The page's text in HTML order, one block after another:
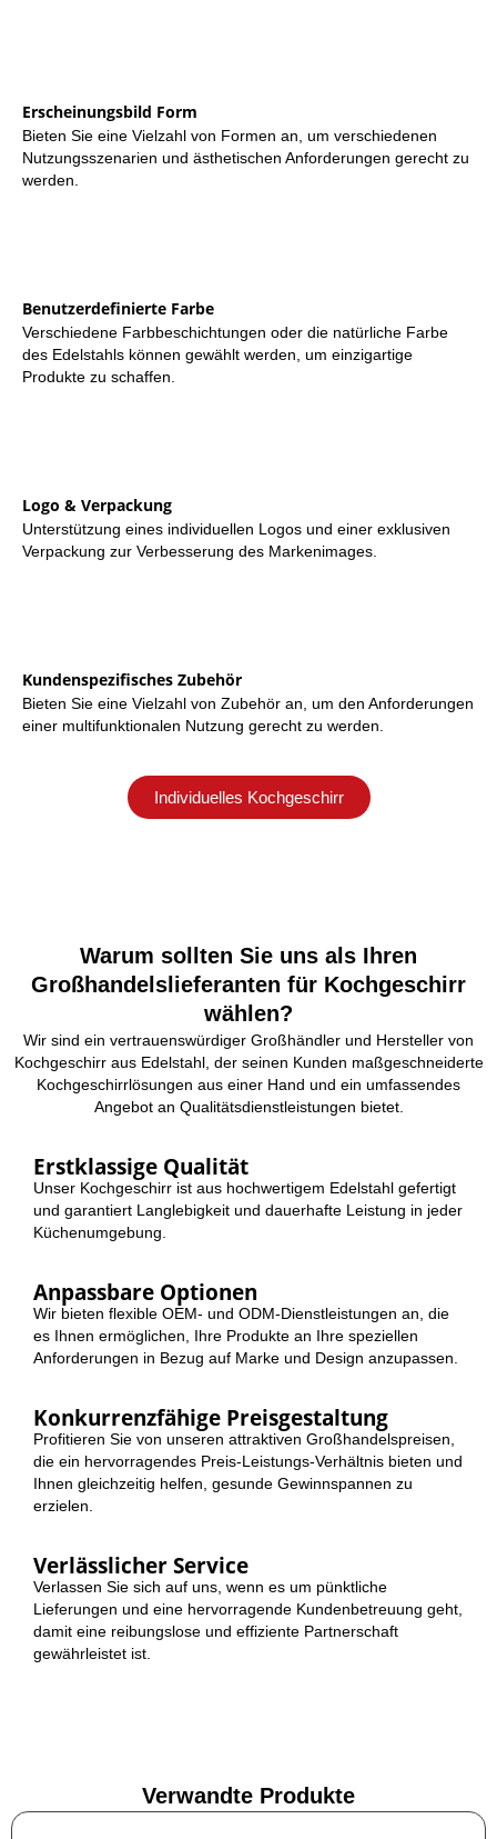
Erscheinungsbild Form
Bieten Sie eine Vielzahl von Formen an, um verschiedenen
Nutzungsszenarien und ästhetischen Anforderungen gerecht zu
werden.
Benutzerdefinierte Farbe
Verschiedene Farbbeschichtungen oder die natürliche Farbe
des Edelstahls können gewählt werden, um einzigartige
Produkte zu schaffen.
Logo & Verpackung
Unterstützung eines individuellen Logos und einer exklusiven
Verpackung zur Verbesserung des Markenimages.
Kundenspezifisches Zubehör
Bieten Sie eine Vielzahl von Zubehör an, um den Anforderungen
einer multifunktionalen Nutzung gerecht zu werden.
Individuelles Kochgeschirr
Warum sollten Sie uns als Ihren
Großhandelslieferanten für Kochgeschirr
wählen?
Wir sind ein vertrauenswürdiger Großhändler und Hersteller von
Kochgeschirr aus Edelstahl, der seinen Kunden maßgeschneiderte
Kochgeschirrlösungen aus einer Hand und ein umfassendes
Angebot an Qualitätsdienstleistungen bietet.
Erstklassige Qualität
Unser Kochgeschirr ist aus hochwertigem Edelstahl gefertigt
und garantiert Langlebigkeit und dauerhafte Leistung in jeder
Küchenumgebung.
Anpassbare Optionen
Wir bieten flexible OEM- und ODM-Dienstleistungen an, die
es Ihnen ermöglichen, Ihre Produkte an Ihre speziellen
Anforderungen in Bezug auf Marke und Design anzupassen.
Konkurrenzfähige Preisgestaltung
Profitieren Sie von unseren attraktiven Großhandelspreisen,
die ein hervorragendes Preis-Leistungs-Verhältnis bieten und
Ihnen gleichzeitig helfen, gesunde Gewinnspannen zu
erzielen.
Verlässlicher Service
Verlassen Sie sich auf uns, wenn es um pünktliche
Lieferungen und eine hervorragende Kundenbetreuung geht,
damit eine reibungslose und effiziente Partnerschaft
gewährleistet ist.
Verwandte Produkte